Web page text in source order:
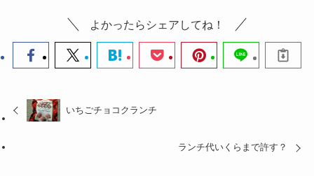
よかったらシェアしてね！
いちごチョコクランチ
ランチ代いくらまで許す？